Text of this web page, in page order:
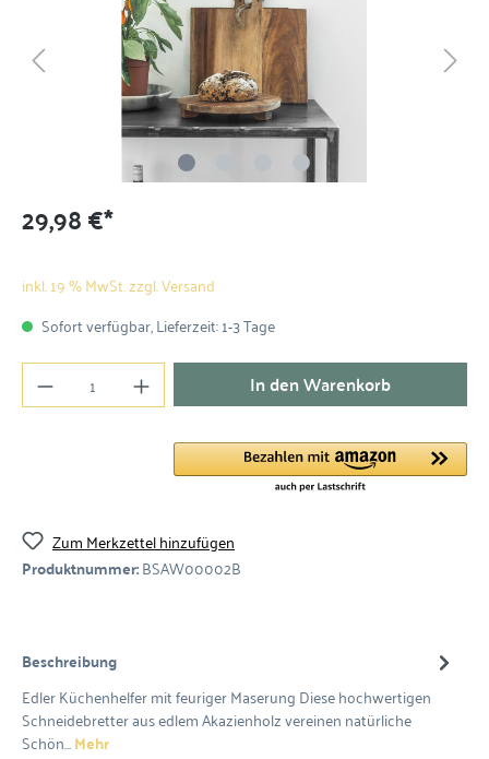
29,98 €*
inkl. 19 % MwSt. zzgl. Versand
Sofort verfügbar, Lieferzeit: 1-3 Tage
In den Warenkorb
Zum Merkzettel hinzufügen
Produktnummer:BSAW00002B
Beschreibung
Edler Küchenhelfer mit feuriger Maserung Diese hochwertigen
Schneidebretter aus edlem Akazienholz vereinen natürliche
Schön…Mehr